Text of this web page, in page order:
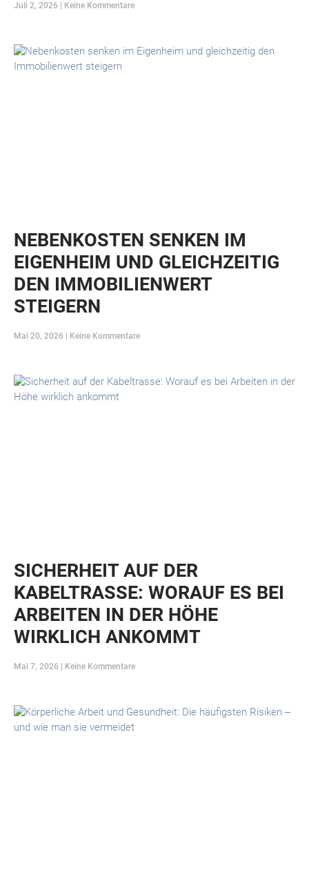
Juli 2, 2026 Keine Kommentare
NEBENKOSTEN SENKEN IM
EIGENHEIM UND GLEICHZEITIG
DEN IMMOBILIENWERT
STEIGERN
Mai 20, 2026 Keine Kommentare
SICHERHEIT AUF DER
KABELTRASSE: WORAUF ES BEI
ARBEITEN IN DER HÖHE
WIRKLICH ANKOMMT
Mai 7, 2026 Keine Kommentare